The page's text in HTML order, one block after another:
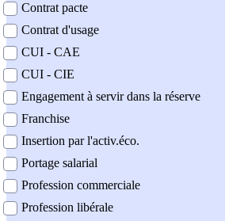
Contrat pacte
Contrat d'usage
CUI - CAE
CUI - CIE
Engagement à servir dans la réserve
Franchise
Insertion par l'activ.éco.
Portage salarial
Profession commerciale
Profession libérale